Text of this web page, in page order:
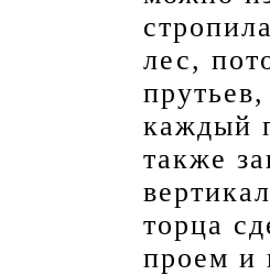
лес,
каждый
также
торца
проем и